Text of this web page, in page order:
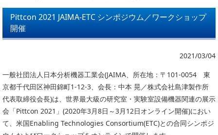
JAIMAの取り組み
主な活動
中小企業経営強化税制
製品含有化学物質規制 UPDATE
統計
委員会活動
熱分析
電気化学
磁気共鳴
機器分析が支える、豊かな暮らしと産業のフロンティア
総論・各種分析法
環境
Pittcon 2021 JAIMA-ETC シンポジウム／ワークショップ
開催
2021/03/04
一般社団法人日本分析機器工業会(JAIMA、所在地：〒101-0054 東
京都千代田区神田錦町1-12-3、会長：中本 晃／株式会社島津製作所
代表取締役会長)は、世界最大級の研究室・実験室設備機器関連の展示
会「Pittcon 2021」(2020年3月8日～3月12日オンライン開催)におい
て、米国Enabling Technologies Consortium(ETC)との合同シンポジ